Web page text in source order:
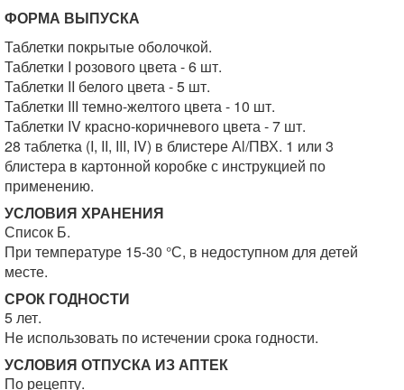
ФОРМА ВЫПУСКА
Таблетки покрытые оболочкой.
Таблетки I розового цвета - 6 шт.
Таблетки II белого цвета - 5 шт.
Таблетки III темно-желтого цвета - 10 шт.
Таблетки IV красно-коричневого цвета - 7 шт.
28 таблетка (I, II, III, IV) в блистере Аl/ПВХ. 1 или 3
блистера в картонной коробке с инструкцией по
применению.
УСЛОВИЯ ХРАНЕНИЯ
Список Б.
При температуре 15-30 °С, в недоступном для детей
месте.
СРОК ГОДНОСТИ
5 лет.
Не использовать по истечении срока годности.
УСЛОВИЯ ОТПУСКА ИЗ АПТЕК
По рецепту.